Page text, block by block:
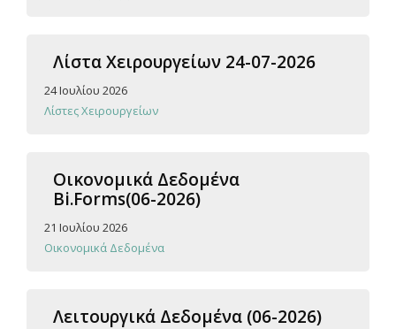
Λίστα Χειρουργείων 24-07-2026
24 Ιουλίου 2026
Λίστες Χειρουργείων
Οικονομικά Δεδομένα
Bi.Forms(06-2026)
21 Ιουλίου 2026
Οικονομικά Δεδομένα
Λειτουργικά Δεδομένα (06-2026)